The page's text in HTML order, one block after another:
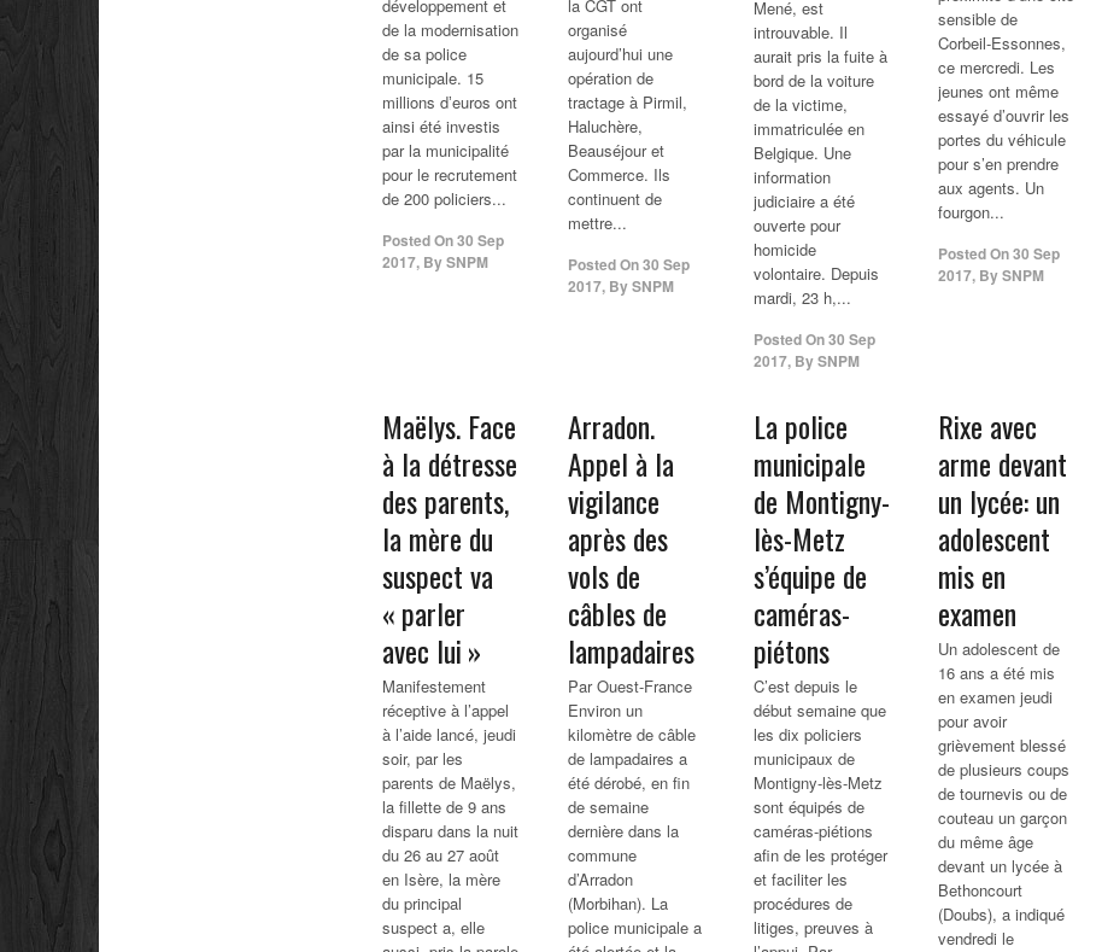
développement et
de la modernisation
de sa police
municipale. 15
millions dʼeuros ont
ainsi été investis
par la municipalité
pour le recrutement
de 200 policiers...
Posted On30 Sep
2017, BySNPM
la CGT ont
organisé
aujourd’hui une
opération de
tractage à Pirmil,
Haluchère,
Beauséjour et
Commerce. Ils
continuent de
mettre...
Posted On30 Sep
2017, BySNPM
Mené, est
introuvable. Il
aurait pris la fuite à
bord de la voiture
de la victime,
immatriculée en
Belgique. Une
information
judiciaire a été
ouverte pour
homicide
volontaire. Depuis
mardi, 23 h,...
Posted On30 Sep
2017, BySNPM
sensible de
Corbeil-Essonnes,
ce mercredi. Les
jeunes ont même
essayé d’ouvrir les
portes du véhicule
pour s’en prendre
aux agents. Un
fourgon...
Posted On30 Sep
2017, BySNPM
Maëlys. Face
à la détresse
des parents,
la mère du
suspect va
« parler
avec lui »
Manifestement
réceptive à l’appel
à l’aide lancé, jeudi
soir, par les
parents de Maëlys,
la fillette de 9 ans
disparu dans la nuit
du 26 au 27 août
en Isère, la mère
du principal
suspect a, elle
Arradon.
Appel à la
vigilance
après des
vols de
câbles de
lampadaires
Par Ouest-France
Environ un
kilomètre de câble
de lampadaires a
été dérobé, en fin
de semaine
dernière dans la
commune
d’Arradon
(Morbihan). La
police municipale a
La police
municipale
de Montigny-
lès-Metz
s’équipe de
caméras-
piétons
C’est depuis le
début semaine que
les dix policiers
municipaux de
Montigny-lès-Metz
sont équipés de
caméras-piétions
afin de les protéger
et faciliter les
procédures de
litiges, preuves à
Rixe avec
arme devant
un lycée: un
adolescent
mis en
examen
Un adolescent de
16 ans a été mis
en examen jeudi
pour avoir
grièvement blessé
de plusieurs coups
de tournevis ou de
couteau un garçon
du même âge
devant un lycée à
Bethoncourt
(Doubs), a indiqué
vendredi le